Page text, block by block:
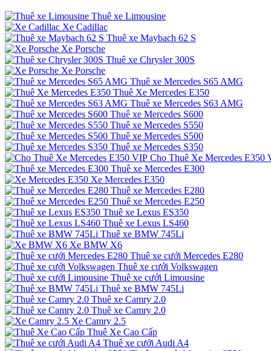
Thuê xe Limousine
Xe Cadillac
Thuê xe Maybach 62 S
Xe Porsche
Thuê xe Chrysler 300S
Xe Porsche
Thuê xe Mercedes S65 AMG
Thuê Xe Mercedes E350
Thuê xe Mercedes S63 AMG
Thuê xe Mercedes S600
Thuê xe Mercedes S550
Thuê xe Mercedes S500
Thuê xe Mercedes S350
Cho Thuê Xe Mercedes E350
Thuê xe Mercedes E300
Xe Mercedes E350
Thuê xe Mercedes E280
Thuê xe Mercedes E250
Thuê xe Lexus ES350
Thuê xe Lexus LS460
Thuê xe BMW 745Li
Xe BMW X6
Thuê xe cưới Mercedes E280
Thuê xe cưới Volkswagen
Thuê xe cưới Limousine
Thuê xe BMW 745Li
Thuê xe Camry 2.0
Thuê xe Camry 2.0
Xe Camry 2.5
Thuê Xe Cao Cấp
Thuê xe cưới Audi A4